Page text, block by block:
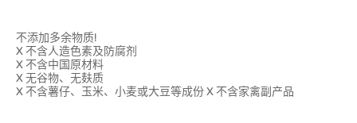
不添加多余物质!
X 不含人造色素及防腐剂
X 不含中国原材料
X 无谷物、无麸质
X 不含薯仔、玉米、小麦或大豆等成份 X 不含家禽副产品